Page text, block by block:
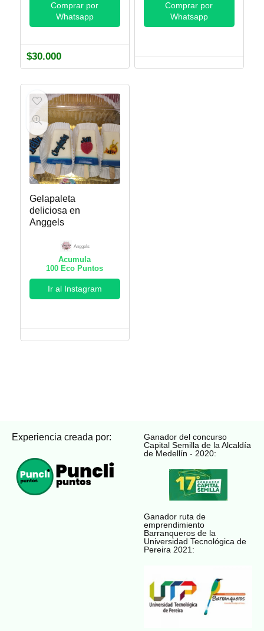
Comprar por
Whatsapp
$30.000
Comprar por
Whatsapp
Gelapaleta
deliciosa en
Anggels
Anggels
Acumula
100 Eco Puntos
Ir al Instagram
Experiencia creada por:
Ganador del concurso
Capital Semilla de la Alcaldía
de Medellín - 2020:
Ganador ruta de
emprendimiento
Barranqueros de la
Universidad Tecnológica de
Pereira 2021: